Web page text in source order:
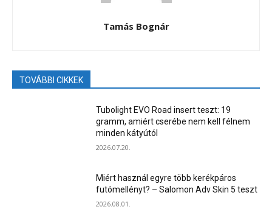
Tamás Bognár
TOVÁBBI CIKKEK
Tubolight EVO Road insert teszt: 19
gramm, amiért cserébe nem kell félnem
minden kátyútól
2026.07.20.
Miért használ egyre több kerékpáros
futómellényt? – Salomon Adv Skin 5 teszt
2026.08.01.